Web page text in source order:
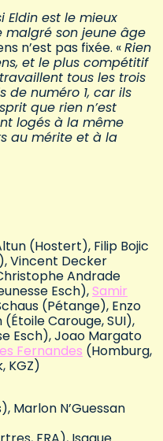
Eldin est le mieux
son jeune âge
n’est pas fixée. «Rien
et le plus compétitif
tous les trois
de numéro 1, car ils
que rien n’est
logés à la même
au mérite et à la
(Hostert), Filip Bojic
Vincent Decker
Andrade
Esch),Samir
(Pétange), Enzo
Carouge, SUI),
Esch), Joao Margato
Fernandes (Homburg,
KGZ)
Marlon N’Guessan